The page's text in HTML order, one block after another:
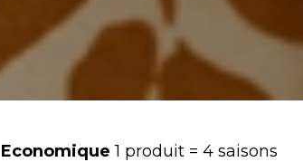
Economique 1 produit = 4 saisons